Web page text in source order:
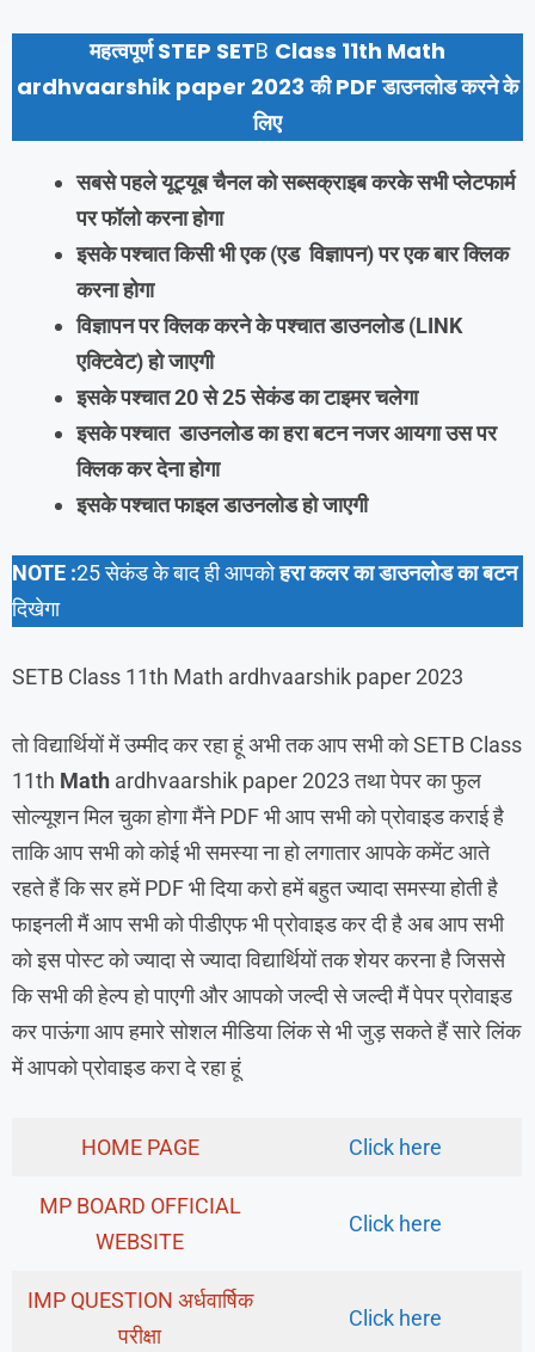
महत्वपूर्ण STEP SETB Class 11th Math
ardhvaarshik paper 2023 की PDF डाउनलोड करने के
लिए
सबसे पहले यूट्यूब चैनल को सब्सक्राइब करके सभी प्लेटफार्म
पर फॉलो करना होगा
इसके पश्चात किसी भी एक (एड विज्ञापन) पर एक बार क्लिक
करना होगा
विज्ञापन पर क्लिक करने के पश्चातडाउनलोड (LINK
एक्टिवेट) हो जाएगी
इसके पश्चात 20 से 25 सेकंड का टाइमर चलेगा
इसके पश्चात डाउनलोड का हरा बटन नजर आयगा उस पर
क्लिक कर देना होगा
इसके पश्चात फाइल डाउनलोड हो जाएगी
NOTE :25 सेकंड के बाद ही आपकोहरा कलर का डाउनलोड का बटन
दिखेगा
SETB Class 11th Math ardhvaarshik paper 2023
तो विद्यार्थियों में उम्मीद कर रहा हूं अभी तक आप सभी को SETB Class
11th Math ardhvaarshik paper 2023 तथा पेपर का फुल
सोल्यूशन मिल चुका होगा मैंने PDF भी आप सभी को प्रोवाइड कराई है
ताकि आप सभी को कोई भी समस्या ना हो लगातार आपके कमेंट आते
रहते हैं कि सर हमें PDF भी दिया करो हमें बहुत ज्यादा समस्या होती है
फाइनली मैं आप सभी को पीडीएफ भी प्रोवाइड कर दी है अब आप सभी
को इस पोस्ट को ज्यादा से ज्यादा विद्यार्थियों तक शेयर करना है जिससे
कि सभी की हेल्प हो पाएगी और आपको जल्दी से जल्दी मैं पेपर प्रोवाइड
कर पाऊंगा आप हमारे सोशल मीडिया लिंक से भी जुड़ सकते हैं सारे लिंक
में आपको प्रोवाइड करा दे रहा हूं
HOME PAGE Click here
MP BOARD OFFICIAL
WEBSITE
Click here
IMP QUESTION अर्धवार्षिक
परीक्षा
Click here